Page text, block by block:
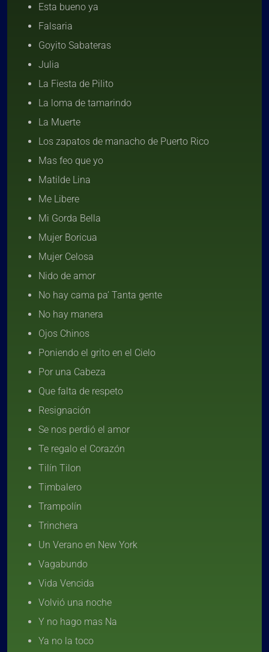
Esta bueno ya
Falsaria
Goyito Sabateras
Julia
La Fiesta de Pilito
La loma de tamarindo
La Muerte
Los zapatos de manacho de Puerto Rico
Mas feo que yo
Matilde Lina
Me Libere
Mi Gorda Bella
Mujer Boricua
Mujer Celosa
Nido de amor
No hay cama pa’ Tanta gente
No hay manera
Ojos Chinos
Poniendo el grito en el Cielo
Por una Cabeza
Que falta de respeto
Resignación
Se nos perdió el amor
Te regalo el Corazón
Tilín Tilon
Timbalero
Trampolín
Trinchera
Un Verano en New York
Vagabundo
Vida Vencida
Volvió una noche
Y no hago mas Na
Ya no la toco